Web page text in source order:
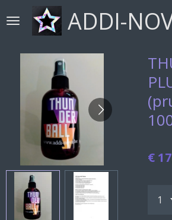
direct
hoofdinhoud
ADDI-
€